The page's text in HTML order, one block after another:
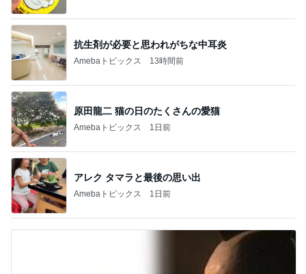
抗生剤が必要と思われがちな中耳炎
Amebaトピックス 13時間前
原田龍二 猫の日のたくさんの愛猫
Amebaトピックス 1日前
アレク タマラと最後の思い出
Amebaトピックス 1日前